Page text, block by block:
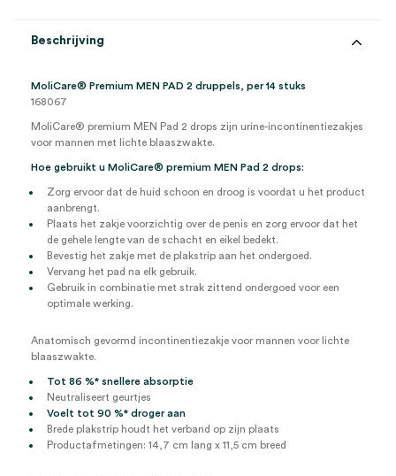
Beschrijving
MoliCare® Premium MEN PAD 2 druppels, per 14 stuks
168067
MoliCare® premium MEN Pad 2 drops zijn urine-incontinentiezakjes
voor mannen met lichte blaaszwakte.
Hoe gebruikt u MoliCare® premium MEN Pad 2 drops:
Zorg ervoor dat de huid schoon en droog is voordat u het product
aanbrengt.
Plaats het zakje voorzichtig over de penis en zorg ervoor dat het
de gehele lengte van de schacht en eikel bedekt.
Bevestig het zakje met de plakstrip aan het ondergoed.
Vervang het pad na elk gebruik.
Gebruik in combinatie met strak zittend ondergoed voor een
optimale werking.
Anatomisch gevormd incontinentiezakje voor mannen voor lichte
blaaszwakte.
Tot 86 %* snellere absorptie
Neutraliseert geurtjes
Voelt tot 90 %* droger aan
Brede plakstrip houdt het verband op zijn plaats
Productafmetingen: 14,7 cm lang x 11,5 cm breed